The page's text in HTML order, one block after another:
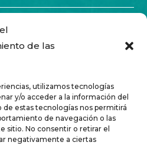
de las
utilizamos tecnologías
y/o acceder a la información del
estas tecnologías nos permitirá
de navegación o las
sitio. No consentir o retirar el
negativamente a ciertas